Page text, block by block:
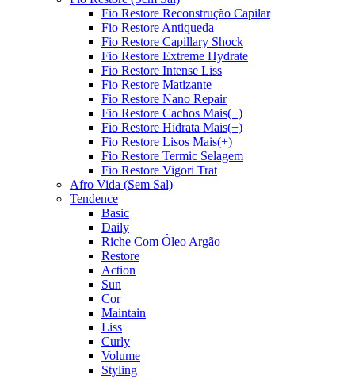
Fio Restore Reconstrução Capilar
Fio Restore Antiqueda
Fio Restore Capillary Shock
Fio Restore Extreme Hydrate
Fio Restore Intense Liss
Fio Restore Matizante
Fio Restore Nano Repair
Fio Restore Cachos Mais(+)
Fio Restore Hidrata Mais(+)
Fio Restore Lisos Mais(+)
Fio Restore Termic Selagem
Fio Restore Vigori Trat
Afro Vida (Sem Sal)
Tendence
Basic
Daily
Riche Com Óleo Argão
Restore
Action
Sun
Cor
Maintain
Liss
Curly
Volume
Styling